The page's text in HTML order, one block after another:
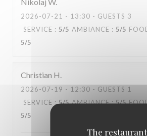
The
2026-07-21 - 13:30 - GUESTS 3
SERVICE : 5/5 AMBIANCE : 5/5
5/5
Christian H
2026-07-19 - 12:30 - GUESTS 1
SERVICE : 5/5 AMBIANCE: 5/5
5/5